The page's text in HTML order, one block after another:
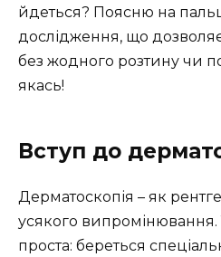
йдеться? Поясню на
дослідження, що
без жодного розтину чи
якась!
Вступ до
Дерматоскопія – як
усякого випромінювання.
проста: береться